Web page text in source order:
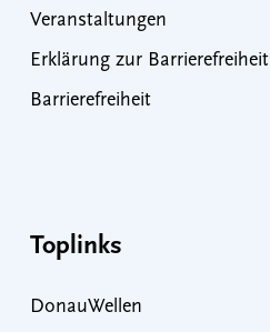
Veranstaltungen
Erklärung zur Barrierefreiheit
Barrierefreiheit
Toplinks
DonauWellen